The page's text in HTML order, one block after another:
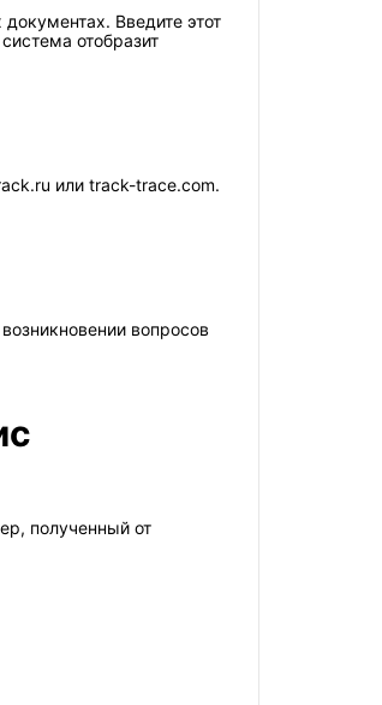
Введите этот
отобразит
или track-trace.com.
вопросов
полученный от